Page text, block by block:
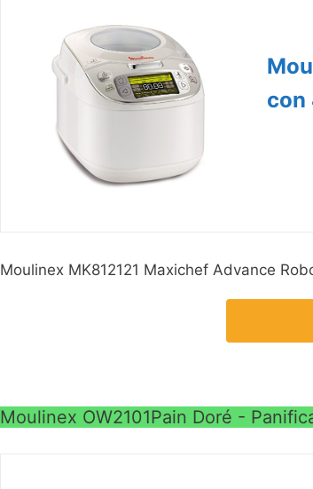
con
Moulinex MK812121 Maxichef Advance
Moulinex OW2101Pain Doré -